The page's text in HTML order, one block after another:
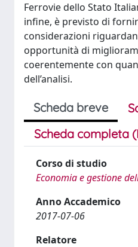
Ferrovie dello Stato
infine, è previsto di
considerazioni
opportunità di
coerentemente con
dell’analisi.
Scheda breve
Scheda completa
Corso di studio
Economia e gestione
Anno Accademico
2017-07-06
Relatore